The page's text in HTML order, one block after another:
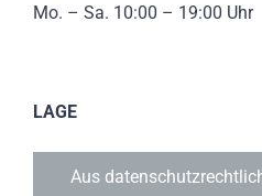
Mo. – Sa. 10:00 – 19:00 Uhr
LAGE
Aus